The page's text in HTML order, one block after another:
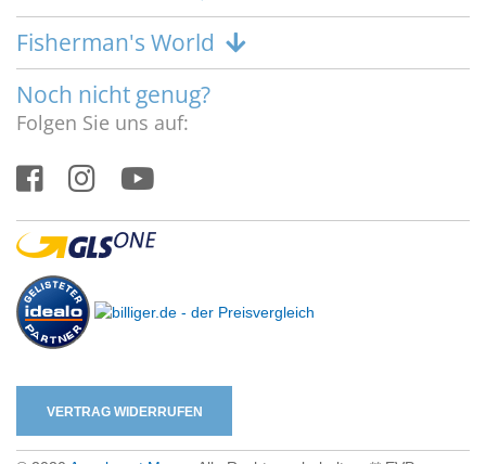
Fisherman's World
Noch nicht genug?
Folgen Sie uns auf:
VERTRAG WIDERRUFEN